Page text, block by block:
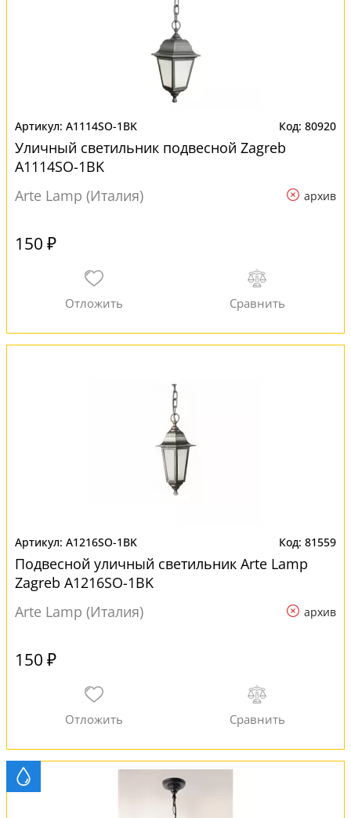
A1114SO-1BK 80920
Уличный светильник подвесной Zagreb
A1114SO-1BK
Arte Lamp (Италия)
архив
150 ₽
A1216SO-1BK 81559
Подвесной уличный светильник Arte Lamp
Zagreb A1216SO-1BK
Arte Lamp (Италия)
архив
150 ₽